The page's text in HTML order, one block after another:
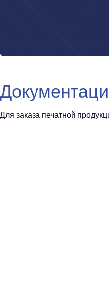
Для заказа печатной